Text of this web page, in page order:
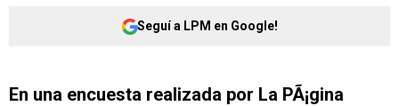
Seguí a LPM en Google!
En una encuesta realizada por La PÃ¡gina